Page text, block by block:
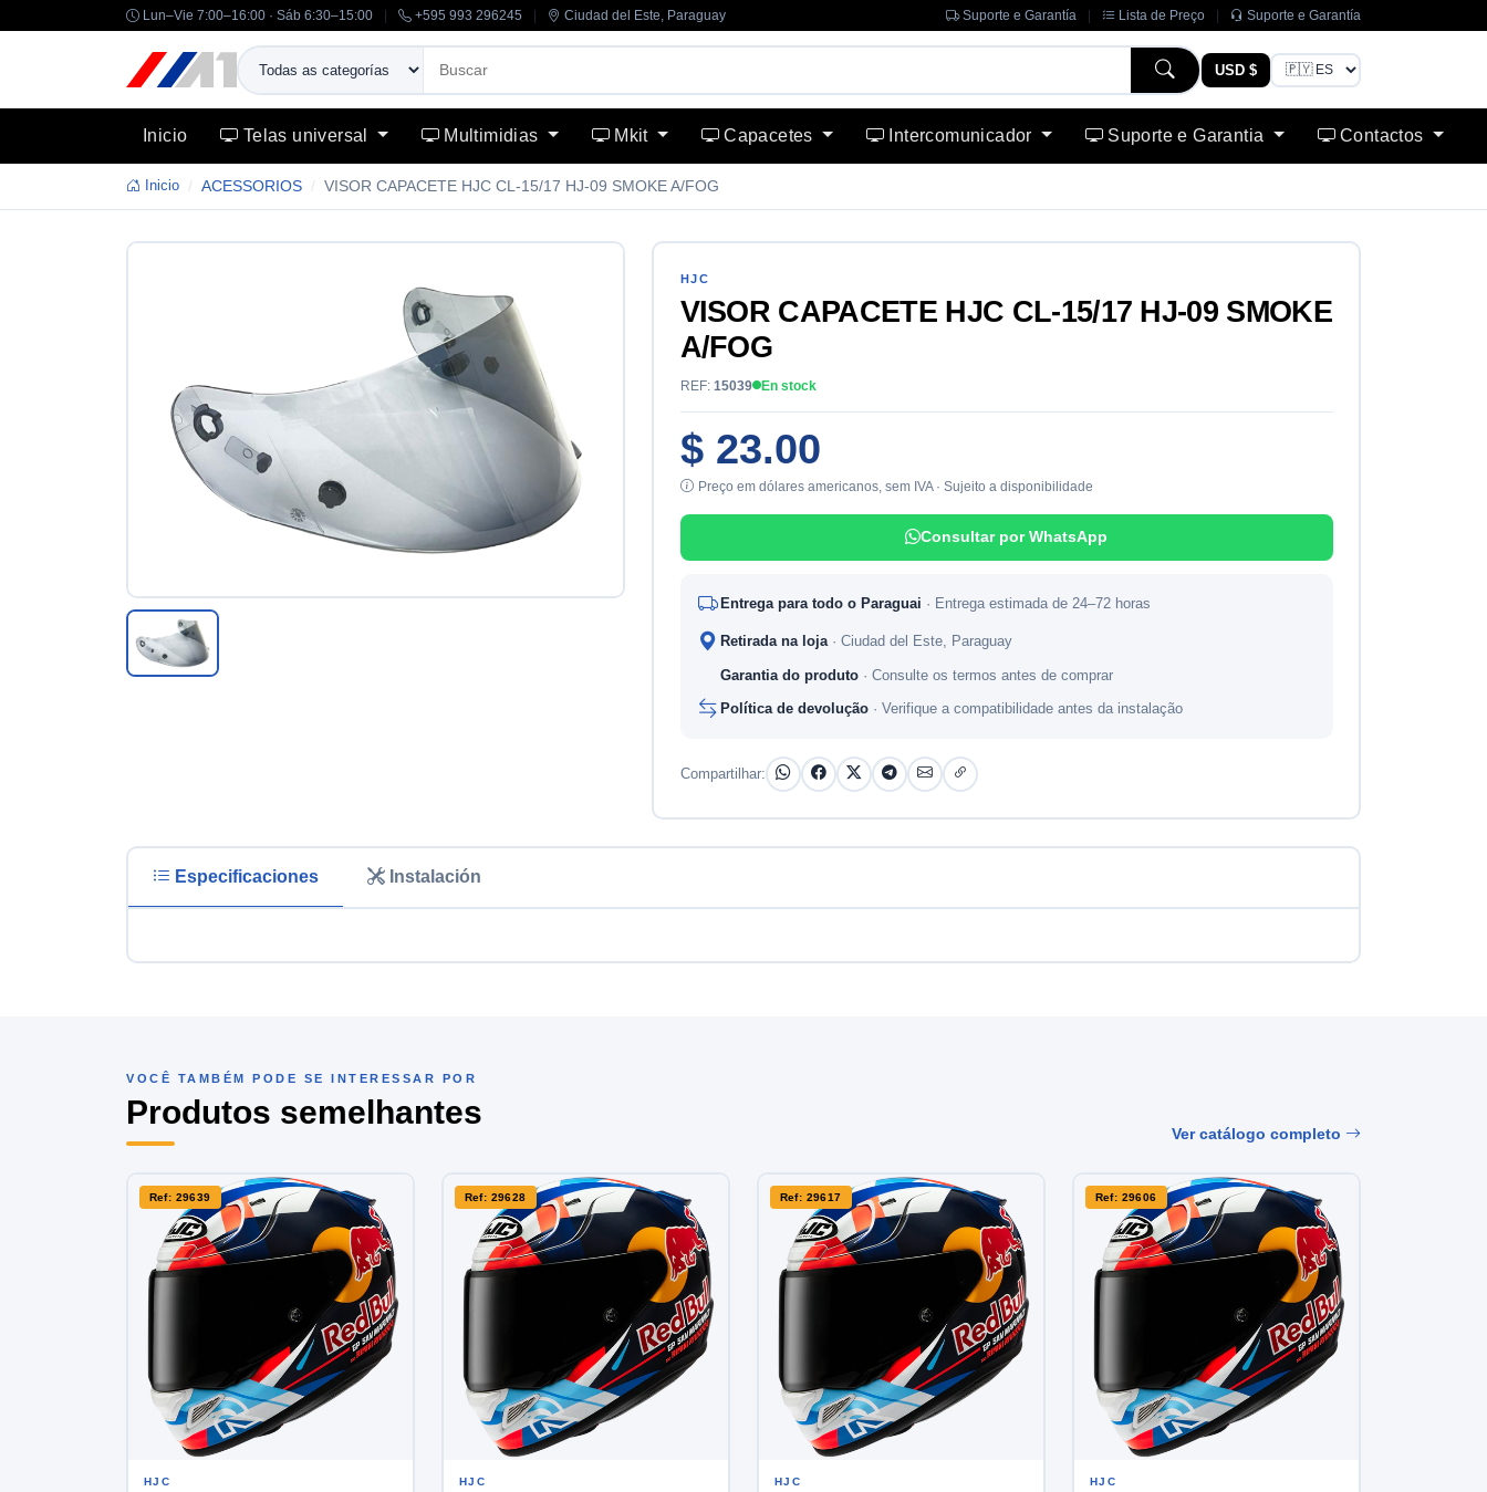
Lun–Vie 7:00–16:00 · Sáb 6:30–15:00 +595 993 296245 Ciudad del Este, Paraguay Suporte e Garantía Lista de Preço Suporte e Garantía
USD $
Inicio Telas universal Multimidias Mkit Capacetes Intercomunicador Suporte e Garantia Contactos
Inicio ACESSORIOS VISOR CAPACETE HJC CL-15/17 HJ-09 SMOKE A/FOG
HJC
VISOR CAPACETE HJC CL-15/17 HJ-09 SMOKE
A/FOG
REF: 15039 En stock
$ 23.00
Preço em dólares americanos, sem IVA · Sujeito a disponibilidade
Consultar por WhatsApp
Entrega para todo o Paraguai · Entrega estimada de 24–72 horas
Retirada na loja · Ciudad del Este, Paraguay
Garantia do produto · Consulte os termos antes de comprar
Política de devolução · Verifique a compatibilidade antes da instalação
Compartilhar:
Especificaciones Instalación
VOCÊ TAMBÉM PODE SE INTERESSAR POR
Produtos semelhantes
Ver catálogo completo
Ref: 29639
HJC
Ref: 29628
HJC
Ref: 29617
HJC
Ref: 29606
HJC